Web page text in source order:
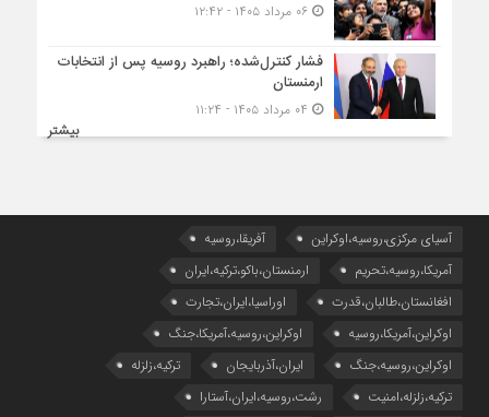
۰۶ مرداد ۱۴۰۵ - ۱۲:۴۲
فشار کنترل‌شده؛ راهبرد روسیه پس از انتخابات
ارمنستان
بیشتر
آسیای مرکزی،روسیه،اوکراین
آفریقا،روسیه
آمریکا،روسیه،تحریم
ارمنستان،باکو،ترکیه،ایران
افغانستان،طالبان،قدرت
اوراسیا،ایران،تجارت
اوکراین،آمریکا،روسیه
اوکراین،روسیه،آمریکا،جنگ
اوکراین،روسیه،جنگ
ایران،آذربایجان
ترکیه،زلزله
ترکیه،زلزله،امنیت
رشت،روسیه،ایران،آستارا